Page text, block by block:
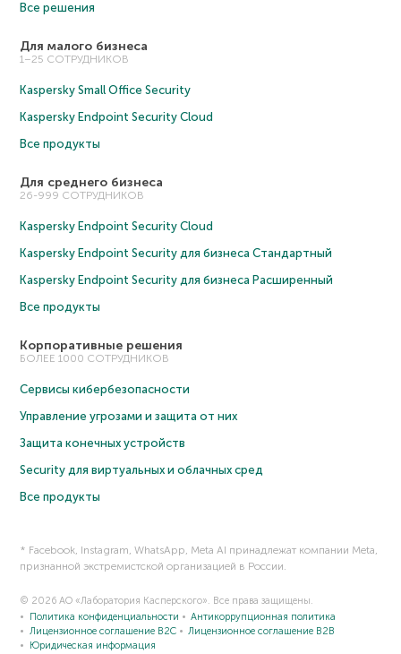
Все решения
Для малого бизнеса
1–25 СОТРУДНИКОВ
Kaspersky Small Office Security
Kaspersky Endpoint Security Cloud
Все продукты
Для среднего бизнеса
26-999 СОТРУДНИКОВ
Kaspersky Endpoint Security Cloud
Kaspersky Endpoint Security для бизнеса Cтандартный
Kaspersky Endpoint Security для бизнеса Расширенный
Все продукты
Корпоративные решения
БОЛЕЕ 1000 СОТРУДНИКОВ
Сервисы кибербезопасности
Управление угрозами и защита от них
Защита конечных устройств
Security для виртуальных и облачных сред
Все продукты
* Facebook, Instagram, WhatsApp, Meta AI принадлежат компании Meta,
признанной экстремистской организацией в России.
© 2026 АО «Лаборатория Касперского». Все права защищены.
Политика конфиденциальности
Антикоррупционная политика
Лицензионное соглашение B2C
Лицензионное соглашение B2B
Юридическая информация